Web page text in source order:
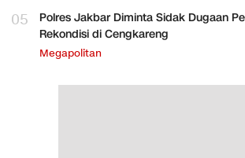
05
Polres Jakbar Diminta Sidak Dugaan
Rekondisi di Cengkareng
Megapolitan